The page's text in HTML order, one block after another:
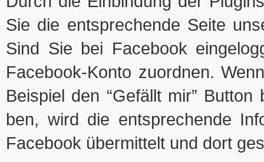
Sie die ent­spre­chende Seite
Sind Sie bei Face­book
Facebook-Konto zuord­nen.
Bei­spiel den “Gefällt mir”
ben, wird die ent­spre­chende
Face­book über­mit­telt und dort